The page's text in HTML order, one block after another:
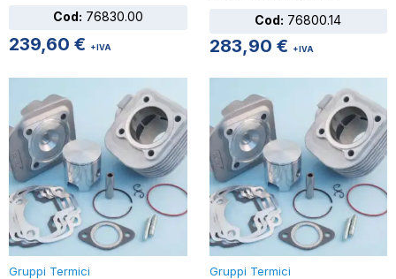
Cod: 76830.00
239,60 € +IVA
Cod: 76800.14
283,90 € +IVA
Gruppi Termici Gruppi Termici